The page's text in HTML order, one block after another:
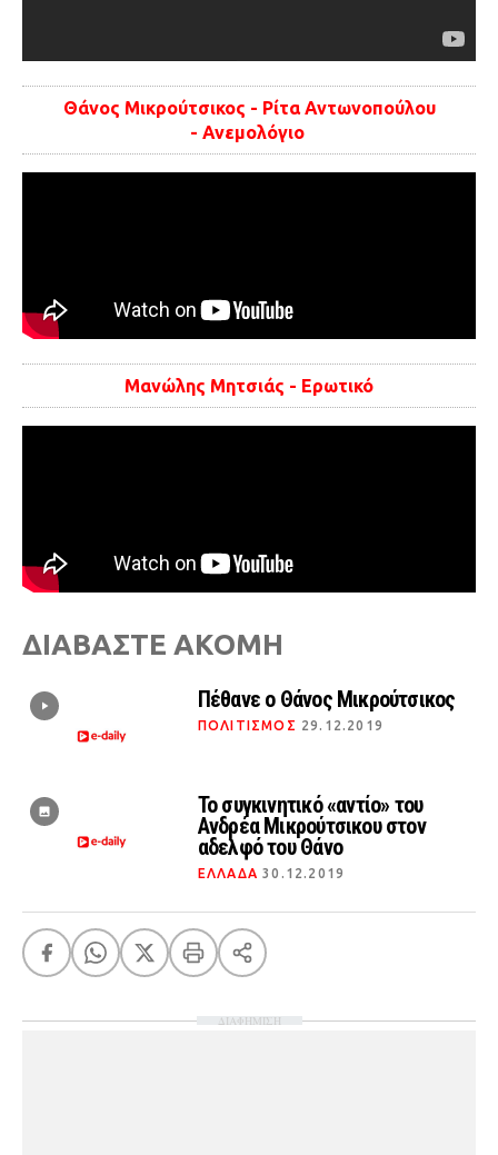
Θάνος Μικρούτσικος - Ρίτα Αντωνοπούλου
- Ανεμολόγιο
Μανώλης Μητσιάς - Ερωτικό
ΔΙΑΒΑΣΤΕ ΑΚΟΜΗ
Πέθανε ο Θάνος Μικρούτσικος
ΠΟΛΙΤΙΣΜΟΣ 29.12.2019
Το συγκινητικό «αντίο» του
Ανδρέα Μικρούτσικου στον
αδελφό του Θάνο
ΕΛΛΑΔΑ 30.12.2019
ΔΙΑΦΗΜΙΣΗ